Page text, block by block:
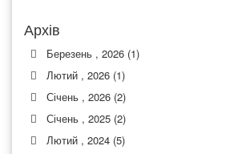
Архів
Березень , 2026 (1)
Лютий , 2026 (1)
Січень , 2026 (2)
Січень , 2025 (2)
Лютий , 2024 (5)